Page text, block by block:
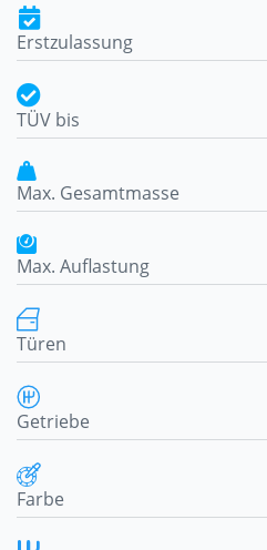
Erstzulassung
TÜV bis
Max. Gesamtmasse
Max. Auflastung
Türen
Getriebe
Farbe